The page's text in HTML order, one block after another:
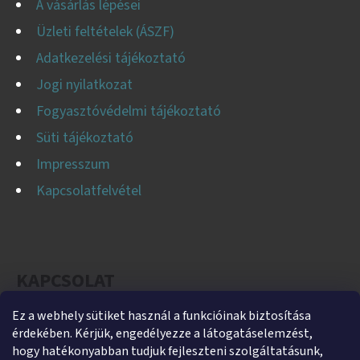
Ez a webhely sütiket használ a funkcióinak biztosítása
érdekében. Kérjük, engedélyezze a látogatáselemzést,
hogy hatékonyabban tudjuk fejleszteni szolgáltatásunk,
A vásárlás lépései
Üzleti feltételek (ÁSZF)
Adatkezelési tájékoztató
Jogi nyilatkozat
Fogyasztóvédelmi tájékoztató
Süti tájékoztató
Impresszum
Kapcsolatfelvétel
helti@helti.hu
+3679450894